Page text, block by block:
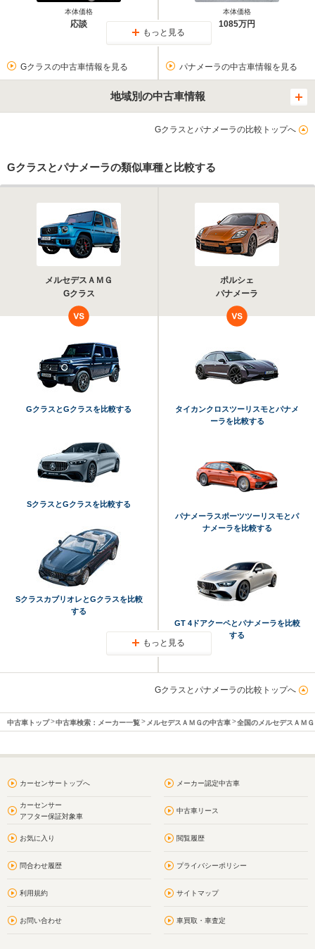
本体価格
応談
本体価格
1085万円
もっと見る
Gクラスの中古車情報を見る パナメーラの中古車情報を見る
地域別の中古車情報
Gクラスとパナメーラの比較トップへ
Gクラスとパナメーラの類似車種と比較する
メルセデスＡＭＧ
Gクラス
ポルシェ
パナメーラ
GクラスとGクラスを比較する
SクラスとGクラスを比較する
SクラスカブリオレとGクラスを比較
する
タイカンクロスツーリスモとパナメ
ーラを比較する
パナメーラスポーツツーリスモとパ
ナメーラを比較する
GT 4ドアクーペとパナメーラを比較
する
もっと見る
Gクラスとパナメーラの比較トップへ
中古車トップ 中古車検索：メーカー一覧 メルセデスＡＭＧの中古車 全国のメルセデスＡＭＧ
カーセンサートップへ メーカー認定中古車
カーセンサー
アフター保証対象車
中古車リース
お気に入り 閲覧履歴
問合わせ履歴 プライバシーポリシー
利用規約 サイトマップ
お問い合わせ 車買取・車査定